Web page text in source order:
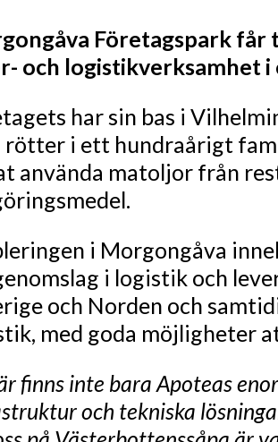
Företagspark får
och logistikverksamhet
har sin bas i
rötter i ett hundraårigt
använda matoljor från
i Morgongåva
i logistik och
och Norden och
med goda möjligheter
finns inte bara Apoteas
och tekniska